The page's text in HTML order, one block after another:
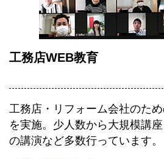
工務店WEB教育
工務店・リフォーム会社のた
を実施。少人数から大規模講
の講演など多数行っています。